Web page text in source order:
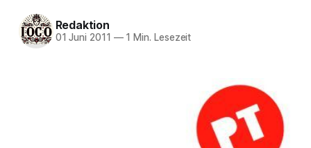
Redaktion
01 Juni 2011 —1 Min. Lesezeit